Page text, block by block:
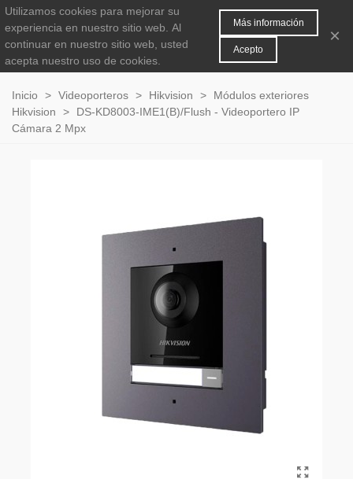
0
Inicio > Videoporteros > Hikvision >
Módulos exteriores
Hikvision
>
DS-KD8003-IME1(B)/Flush - Videoportero IP
Cámara 2 Mpx
Utilizamos cookies para mejorar su
experiencia en nuestro sitio web. Al
continuar en nuestro sitio web, usted
acepta nuestro uso de cookies.
Más información
Acepto
×